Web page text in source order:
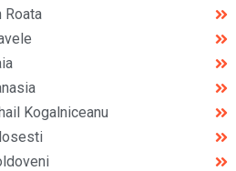
Roata
Kogalniceanu